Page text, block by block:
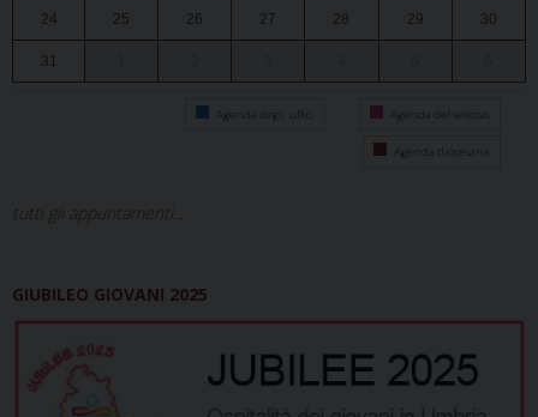
24 25 26 27 28 29 30
31
Agenda degli uffici Agenda del vescovo
Agenda diocesana
tutti gli appuntamenti...
GIUBILEO GIOVANI 2025